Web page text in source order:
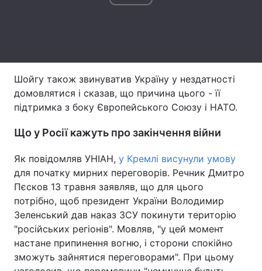
Тема оформлення
Шойгу також звинуватив Україну у нездатності
домовлятися і сказав, що причина цього - її
підтримка з боку Європейського Союзу і НАТО.
Що у Росії кажуть про закінчення війни
Як повідомляв УНІАН, у Кремлі висунули умову
для початку мирних переговорів. Речник Дмитро
Пєсков 13 травня заявляв, що для цього
потрібно, щоб президент України Володимир
Зеленський дав наказ ЗСУ покинути територію
"російських регіонів". Мовляв, "у цей момент
настане припинення вогню, і сторони спокійно
зможуть зайнятися переговорами". При цьому